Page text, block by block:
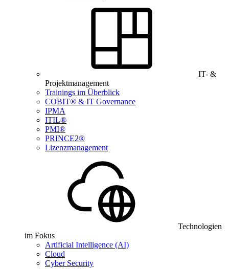
IT- &
Projektmanagement
Trainings im Überblick
COBIT® & IT Governance
IPMA
ITIL®
PMI®
PRINCE2®
Lizenzmanagement
Technologien
im Fokus
Artificial Intelligence (AI)
Cloud
Cyber Security